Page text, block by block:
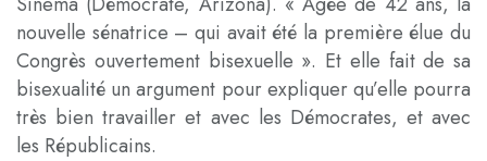
nouvelle sénatrice – qui avait été la première élue du
Congrès ouvertement bisexuelle ». Et elle fait de sa
bisexualité un argument pour expliquer qu’elle pourra
très bien travailler et avec les Démocrates, et avec
les Républicains.